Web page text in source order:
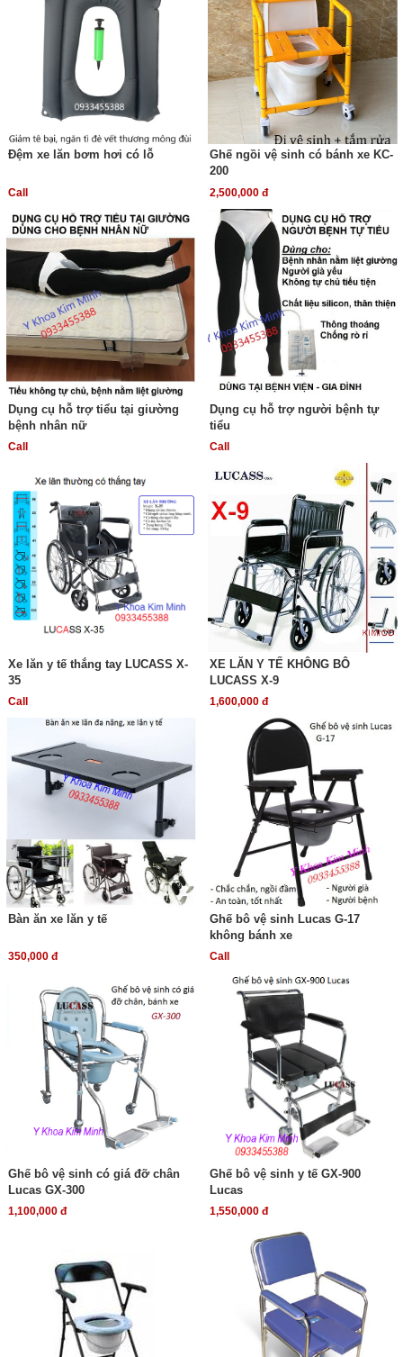
Đệm xe lăn bơm hơi có lỗ
Call
Ghế ngồi vệ sinh có bánh xe KC-
200
2,500,000 đ
Dụng cụ hỗ trợ tiểu tại giường
bệnh nhân nữ
Call
Dụng cụ hỗ trợ người bệnh tự
tiểu
Call
Xe lăn y tế thắng tay LUCASS X-
35
Call
XE LĂN Y TẾ KHÔNG BÔ
LUCASS X-9
1,600,000 đ
Bàn ăn xe lăn y tế
350,000 đ
Ghế bô vệ sinh Lucas G-17
không bánh xe
Call
Ghế bô vệ sinh có giá đỡ chân
Lucas GX-300
1,100,000 đ
Ghế bô vệ sinh y tế GX-900
Lucas
1,550,000 đ